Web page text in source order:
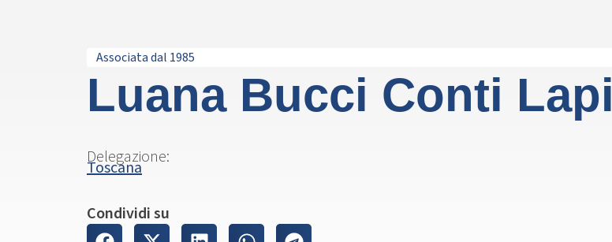
Associata dal 1985
Luana Bucci Conti Lapi
Delegazione:
Toscana
Condividi su